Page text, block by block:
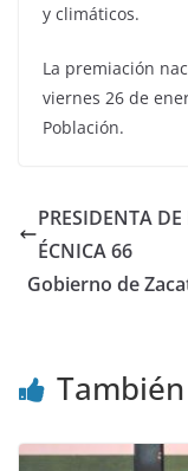
y climáticos.
La premiación
viernes 26 de
Población.
PRESIDENTA
ÉCNICA 66
Gobierno de